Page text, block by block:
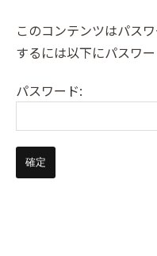
このコンテンツはパス
するには以下にパスワ
パスワード: